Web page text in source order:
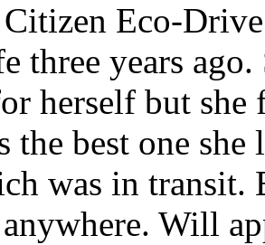
Eco-
three years
herself but
the best one
was in
Will